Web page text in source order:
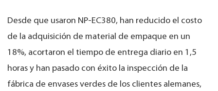
Desde que usaron NP-EC380, han reducido el costo
de la adquisición de material de empaque en un
18%, acortaron el tiempo de entrega diario en 1,5
horas y han pasado con éxito la inspección de la
fábrica de envases verdes de los clientes alemanes,